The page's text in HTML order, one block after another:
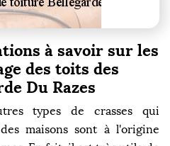
à savoir sur les
des toits des
Du Razes
types de crasses qui
maisons sont à l'origine